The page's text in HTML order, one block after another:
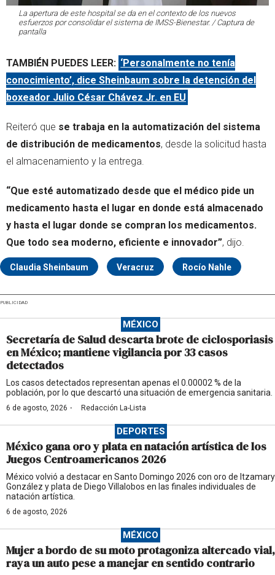
La apertura de este hospital se da en el contexto de los nuevos
esfuerzos por consolidar el sistema de IMSS-Bienestar. / Captura de
pantalla
TAMBIÉN PUEDES LEER: ‘Personalmente no tenía
conocimiento’, dice Sheinbaum sobre la detención del
boxeador Julio César Chávez Jr. en EU
Reiteró que se trabaja en la automatización del sistema
de distribución de medicamentos, desde la solicitud hasta
el almacenamiento y la entrega.
“Que esté automatizado desde que el médico pide un
medicamento hasta el lugar en donde está almacenado
y hasta el lugar donde se compran los medicamentos.
Que todo sea moderno, eficiente e innovador”, dijo.
Claudia Sheinbaum Veracruz Rocío Nahle
PUBLICIDAD
MÉXICO
Secretaría de Salud descarta brote de ciclosporiasis
en México; mantiene vigilancia por 33 casos
detectados
Los casos detectados representan apenas el 0.00002 % de la
población, por lo que descartó una situación de emergencia sanitaria.
6 de agosto, 2026 · Redacción La-Lista
DEPORTES
México gana oro y plata en natación artística de los
Juegos Centroamericanos 2026
México volvió a destacar en Santo Domingo 2026 con oro de Itzamary
González y plata de Diego Villalobos en las finales individuales de
natación artística.
6 de agosto, 2026
MÉXICO
Mujer a bordo de su moto protagoniza altercado vial,
raya un auto pese a manejar en sentido contrario